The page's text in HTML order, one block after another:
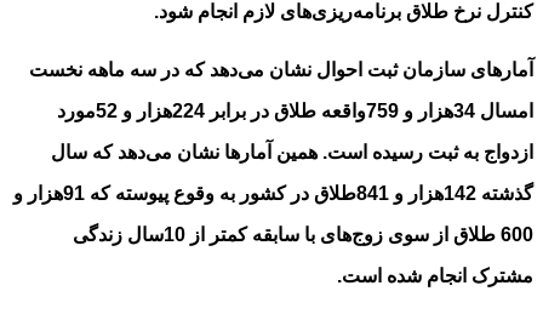
کنترل نرخ طلاق برنامه‌ریزی‌های لازم انجام شود.
آمارهای سازمان ثبت احوال نشان می‌دهد که در سه ماهه نخست
امسال 34هزار و 759واقعه طلاق در برابر 224هزار و 52مورد
ازدواج به ثبت رسیده است. همین آمارها نشان می‌دهد که سال
گذشته 142هزار و 841طلاق در کشور به وقوع پیوسته که 91هزار و
600 طلاق از سوی زوج‌های با سابقه کمتر از 10سال زندگی
مشترک انجام شده است.